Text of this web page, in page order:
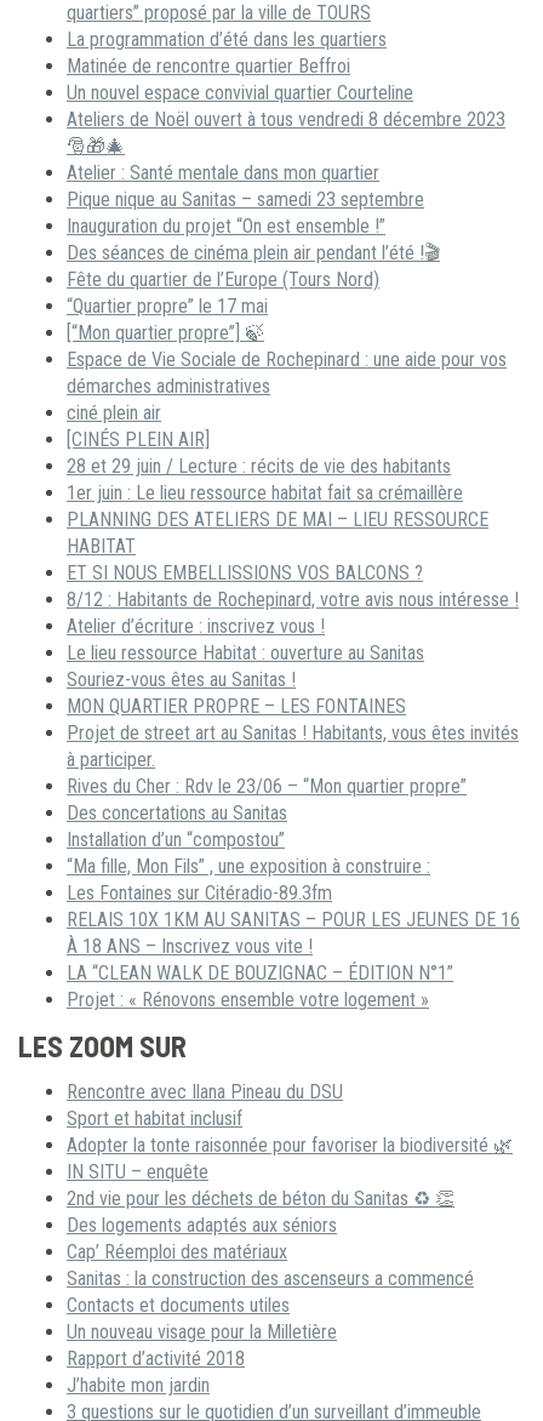
quartiers” proposé par la ville de TOURS
La programmation d’été dans les quartiers
Matinée de rencontre quartier Beffroi
Un nouvel espace convivial quartier Courteline
Ateliers de Noël ouvert à tous vendredi 8 décembre 2023
🎅🎁🎄
Atelier : Santé mentale dans mon quartier
Pique nique au Sanitas – samedi 23 septembre
Inauguration du projet “On est ensemble !”
Des séances de cinéma plein air pendant l’été !🎬
Fête du quartier de l’Europe (Tours Nord)
“Quartier propre” le 17 mai
[“Mon quartier propre”] 🍃
Espace de Vie Sociale de Rochepinard : une aide pour vos
démarches administratives
ciné plein air
[CINÉS PLEIN AIR]
28 et 29 juin / Lecture : récits de vie des habitants
1er juin : Le lieu ressource habitat fait sa crémaillère
PLANNING DES ATELIERS DE MAI – LIEU RESSOURCE
HABITAT
ET SI NOUS EMBELLISSIONS VOS BALCONS ?
8/12 : Habitants de Rochepinard, votre avis nous intéresse !
Atelier d’écriture : inscrivez vous !
Le lieu ressource Habitat : ouverture au Sanitas
Souriez-vous êtes au Sanitas !
MON QUARTIER PROPRE – LES FONTAINES
Projet de street art au Sanitas ! Habitants, vous êtes invités
à participer.
Rives du Cher : Rdv le 23/06 – “Mon quartier propre”
Des concertations au Sanitas
Installation d’un “compostou”
“Ma fille, Mon Fils” , une exposition à construire :
Les Fontaines sur Citéradio-89.3fm
RELAIS 10X 1KM AU SANITAS – POUR LES JEUNES DE 16
À 18 ANS – Inscrivez vous vite !
LA “CLEAN WALK DE BOUZIGNAC – ÉDITION N°1”
Projet : « Rénovons ensemble votre logement »
LES ZOOM SUR
Rencontre avec Ilana Pineau du DSU
Sport et habitat inclusif
Adopter la tonte raisonnée pour favoriser la biodiversité 🌿
IN SITU – enquête
2nd vie pour les déchets de béton du Sanitas ♻ 👏
Des logements adaptés aux séniors
Cap’ Réemploi des matériaux
Sanitas : la construction des ascenseurs a commencé
Contacts et documents utiles
Un nouveau visage pour la Milletière
Rapport d’activité 2018
J’habite mon jardin
3 questions sur le quotidien d’un surveillant d’immeuble